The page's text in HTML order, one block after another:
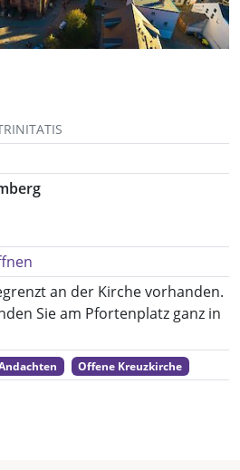
an der Kirche vorhanden.
Sie am Pfortenplatz ganz in
Offene Kreuzkirche